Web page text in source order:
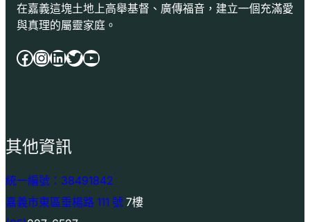
在嘉義這塊土地上高舉基督、廣傳福音，建立一個充滿愛
與真理的屬靈家庭。
Facebook InstagramLinkedIn Twitter YouTube
其他資訊
統一編號：38491842
嘉義市東區垂楊路 111 號 7樓